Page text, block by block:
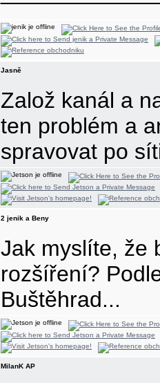
Jasně
Založ kanál a
ten problém a
spravovat po
2 jenik a Beny
Jak myslíte, že
rozšíření?
Buštěhrad...
MilanK AP